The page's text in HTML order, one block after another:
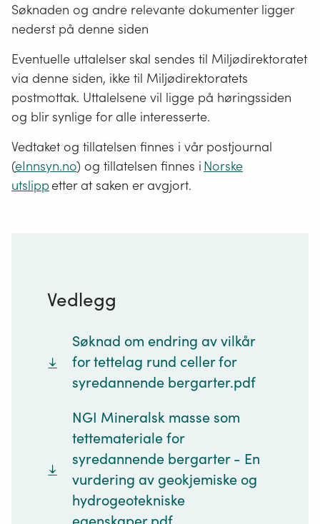
Søknaden og andre relevante dokumenter ligger
nederst på denne siden
Eventuelle uttalelser skal sendes til Miljødirektoratet
via denne siden, ikke til Miljødirektoratets
postmottak. Uttalelsene vil ligge på høringssiden
og blir synlige for alle interesserte.
Vedtaket og tillatelsen finnes i vår postjournal
(eInnsyn.no) og tillatelsen finnes i Norske
utslippetter at saken er avgjort.
Vedlegg
Søknad om endring av vilkår
for tettelag rund celler for
syredannende bergarter.pdf
NGI Mineralsk masse som
tettemateriale for
syredannende bergarter - En
vurdering av geokjemiske og
hydrogeotekniske